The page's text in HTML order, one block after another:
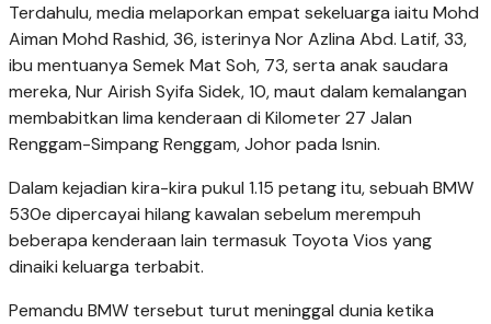
Terdahulu, media melaporkan empat sekeluarga iaitu Mohd
Aiman Mohd Rashid, 36, isterinya Nor Azlina Abd. Latif, 33,
ibu mentuanya Semek Mat Soh, 73, serta anak saudara
mereka, Nur Airish Syifa Sidek, 10, maut dalam kemalangan
membabitkan lima kenderaan di Kilometer 27 Jalan
Renggam-Simpang Renggam, Johor pada Isnin.
Dalam kejadian kira-kira pukul 1.15 petang itu, sebuah BMW
530e dipercayai hilang kawalan sebelum merempuh
beberapa kenderaan lain termasuk Toyota Vios yang
dinaiki keluarga terbabit.
Pemandu BMW tersebut turut meninggal dunia ketika